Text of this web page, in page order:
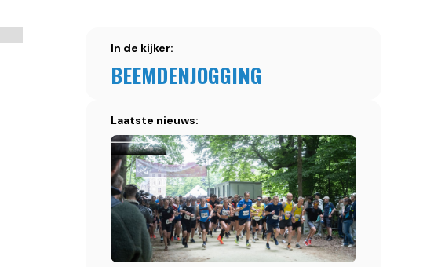
In de kijker:
BEEMDENJOGGING
Laatste nieuws: